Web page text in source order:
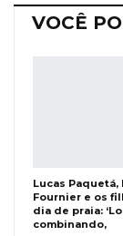
VOCÊ
Lucas Paquetá,
Fournier e os
dia de praia:
combinando,